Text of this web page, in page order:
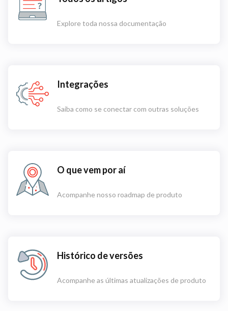
Explore toda nossa documentação
Integrações
Saiba como se conectar com outras soluções
O que vem por aí
Acompanhe nosso roadmap de produto
Histórico de versões
Acompanhe as últimas atualizações de produto